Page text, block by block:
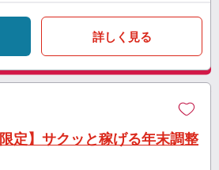
詳しく見る
定】サクッと稼げる年末調整